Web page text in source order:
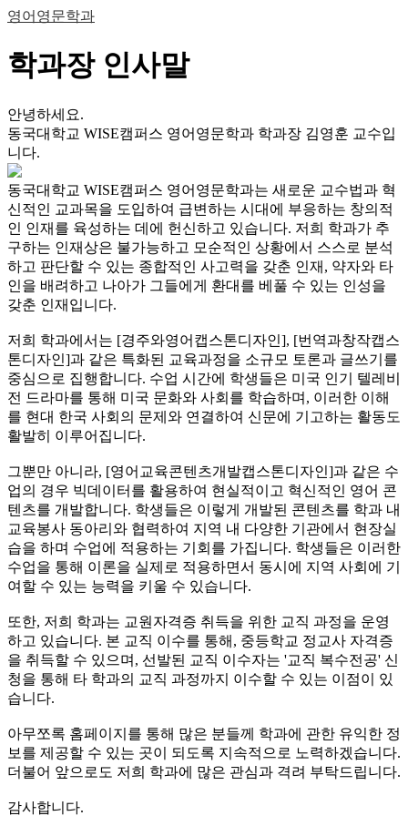
영어영문학과
학과장 인사말
안녕하세요.
동국대학교 WISE캠퍼스 영어영문학과 학과장 김영훈 교수입
니다.
동국대학교 WISE캠퍼스 영어영문학과는 새로운 교수법과 혁
신적인 교과목을 도입하여 급변하는 시대에 부응하는 창의적
인 인재를 육성하는 데에 헌신하고 있습니다. 저희 학과가 추
구하는 인재상은 불가능하고 모순적인 상황에서 스스로 분석
하고 판단할 수 있는 종합적인 사고력을 갖춘 인재, 약자와 타
인을 배려하고 나아가 그들에게 환대를 베풀 수 있는 인성을
갖춘 인재입니다.
저희 학과에서는 [경주와영어캡스톤디자인], [번역과창작캡스
톤디자인]과 같은 특화된 교육과정을 소규모 토론과 글쓰기를
중심으로 집행합니다. 수업 시간에 학생들은 미국 인기 텔레비
전 드라마를 통해 미국 문화와 사회를 학습하며, 이러한 이해
를 현대 한국 사회의 문제와 연결하여 신문에 기고하는 활동도
활발히 이루어집니다.
그뿐만 아니라, [영어교육콘텐츠개발캡스톤디자인]과 같은 수
업의 경우 빅데이터를 활용하여 현실적이고 혁신적인 영어 콘
텐츠를 개발합니다. 학생들은 이렇게 개발된 콘텐츠를 학과 내
교육봉사 동아리와 협력하여 지역 내 다양한 기관에서 현장실
습을 하며 수업에 적용하는 기회를 가집니다. 학생들은 이러한
수업을 통해 이론을 실제로 적용하면서 동시에 지역 사회에 기
여할 수 있는 능력을 키울 수 있습니다.
또한, 저희 학과는 교원자격증 취득을 위한 교직 과정을 운영
하고 있습니다. 본 교직 이수를 통해, 중등학교 정교사 자격증
을 취득할 수 있으며, 선발된 교직 이수자는 '교직 복수전공' 신
청을 통해 타 학과의 교직 과정까지 이수할 수 있는 이점이 있
습니다.
아무쪼록 홈페이지를 통해 많은 분들께 학과에 관한 유익한 정
보를 제공할 수 있는 곳이 되도록 지속적으로 노력하겠습니다.
더불어 앞으로도 저희 학과에 많은 관심과 격려 부탁드립니다.
감사합니다.